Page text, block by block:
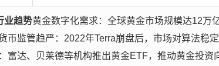
业趋势黄金数字化需求：全球黄金市场规模达12万
币监管趋严：2022年Terra崩盘后，市场对算法稳
富达、贝莱德等机构推出黄金ETF，推动黄金投